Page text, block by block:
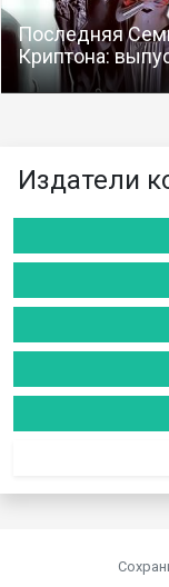
Последняя
Криптона:
Издатели